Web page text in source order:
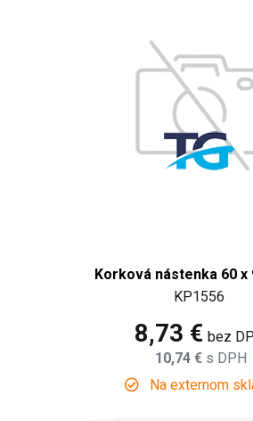
Korková nástenka 60 x
KP1556
8,73 € bez
10,74 € s DPH
Na externom